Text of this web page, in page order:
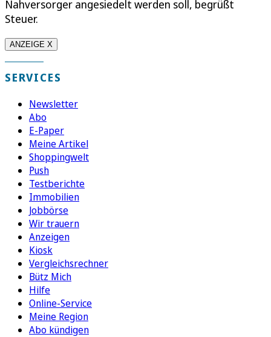
Nahversorger angesiedelt werden soll, begrüßt
Steuer.
ANZEIGE X
SERVICES
Newsletter
Abo
E-Paper
Meine Artikel
Shoppingwelt
Push
Testberichte
Immobilien
Jobbörse
Wir trauern
Anzeigen
Kiosk
Vergleichsrechner
Bütz Mich
Hilfe
Online-Service
Meine Region
Abo kündigen